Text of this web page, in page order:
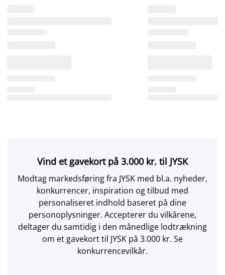
Vind et gavekort på 3.000 kr. til JYSK
Modtag markedsføring fra JYSK med bl.a. nyheder,
konkurrencer, inspiration og tilbud med
personaliseret indhold baseret på dine
personoplysninger. Accepterer du vilkårene,
deltager du samtidig i den månedlige lodtrækning
om et gavekort til JYSK på 3.000 kr. Se
konkurrencevilkår.